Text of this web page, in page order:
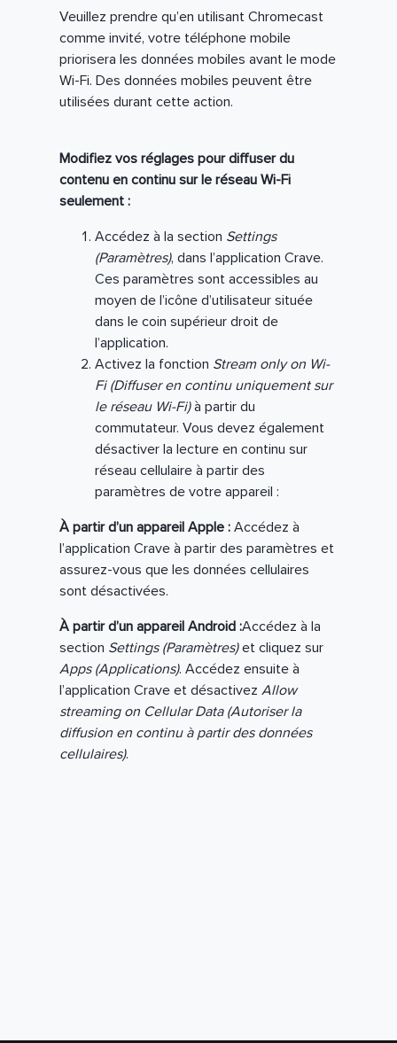
Veuillez prendre qu’en utilisant Chromecast
comme invité, votre téléphone mobile
priorisera les données mobiles avant le mode
Wi-Fi. Des données mobiles peuvent être
utilisées durant cette action.
Modifiez vos réglages pour diffuser du
contenu en continu sur le réseau Wi-Fi
seulement :
Accédez à la section Settings
(Paramètres), dans l’application Crave.
Ces paramètres sont accessibles au
moyen de l’icône d’utilisateur située
dans le coin supérieur droit de
l’application.
Activez la fonction Stream only on Wi-
Fi (Diffuser en continu uniquement sur
le réseau Wi-Fi)à partir du
commutateur. Vous devez également
désactiver la lecture en continu sur
réseau cellulaire à partir des
paramètres de votre appareil :
À partir d’un appareil Apple :Accédez à
l’application Crave à partir des paramètres et
assurez-vous que les données cellulaires
sont désactivées.
À partir d’un appareil Android :Accédez à la
section Settings (Paramètres)et cliquez sur
Apps (Applications). Accédez ensuite à
l’application Crave et désactivezAllow
streaming on Cellular Data (Autoriser la
diffusion en continu à partir des données
cellulaires).